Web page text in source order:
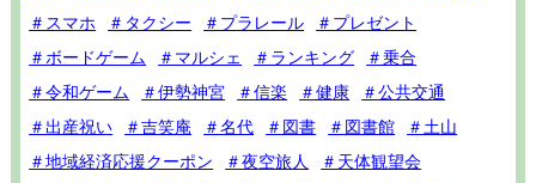
＃スマホ
＃タクシー ＃プラレール
＃プレゼント
＃ボードゲーム
＃マルシェ ＃ランキング
＃乗合
＃令和ゲーム
＃伊勢神宮 ＃信楽 ＃健康
＃公共交通
＃出産祝い
＃吉笑庵 ＃名代 ＃図書 ＃図書館
＃土山
＃地域経済応援クーポン
＃夜空旅人
＃天体観望会